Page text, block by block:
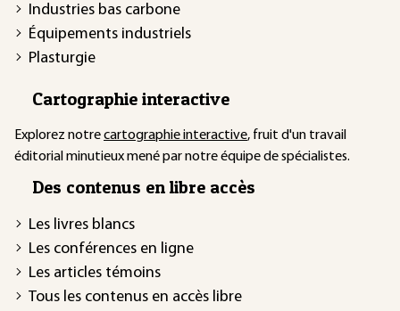
Industries bas carbone
Équipements industriels
Plasturgie
Cartographie interactive
Explorez notrecartographie interactive, fruit d'un travail
éditorial minutieux mené par notre équipe de spécialistes.
Des contenus en libre accès
Les livres blancs
Les conférences en ligne
Les articles témoins
Tous les contenus en accès libre